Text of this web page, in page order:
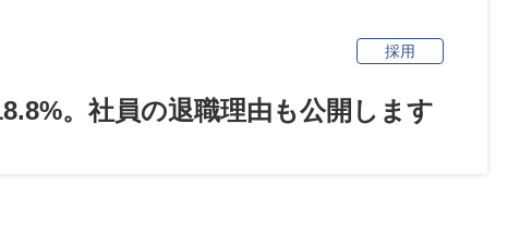
採用
。社員の退職理由も公開します